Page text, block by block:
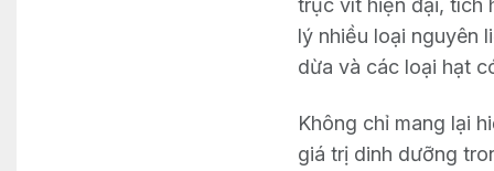
trục vít hiện đại, tích
lý nhiều loại nguyên
dừa và các loại hạt
Không chỉ mang lại
giá trị dinh dưỡng